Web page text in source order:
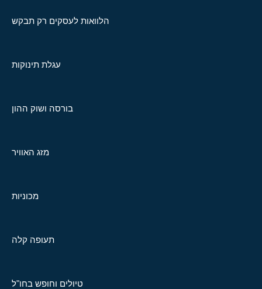
הלוואות לעסקים רק תבקש
עגלת תינוקות
בורסה ושוק ההון
מזג האוויר
מכוניות
תעופה קלה
טיולים וחופש בחו"ל